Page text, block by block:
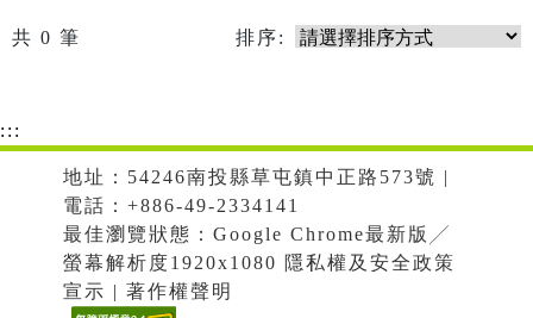
共 0 筆 排序:
:::
地址：54246南投縣草屯鎮中正路573號 |
電話：+886-49-2334141
最佳瀏覽狀態：Google Chrome最新版╱
螢幕解析度1920x1080 隱私權及安全政策
宣示 | 著作權聲明